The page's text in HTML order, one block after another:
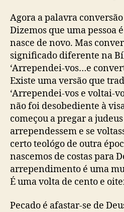
Agora a palavra
Dizemos que uma pessoa
nasce de novo. Mas
significado diferente na
‘Arrependei-vos…e
Existe uma versão que
‘Arrependei-vos e voltai-
não foi desobediente à
começou a pregar a
arrependessem e se
certo teológo de outra
nascemos de costas para
arrependimento é uma
É uma volta de cento e
Pecado é afastar-se de